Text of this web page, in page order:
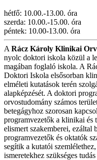
hétfő: 10.00.-13.00. óra
szerda: 10.00.-15.00. óra
péntek: 10.00-13.00. óra
A Rácz Károly Klinikai
nyolc doktori iskola közül a
magában foglaló iskola. A
Doktori Iskola elsősorban
elméleti kutatások terén
alapképzését. A doktori
orvostudomány számos
betegágyhoz szorosan
programvezetők a klinikai és
elismert szakemberei, ezáltal
programvezetők és oktatók
segítik a kutatói
ismeretekhez szükséges